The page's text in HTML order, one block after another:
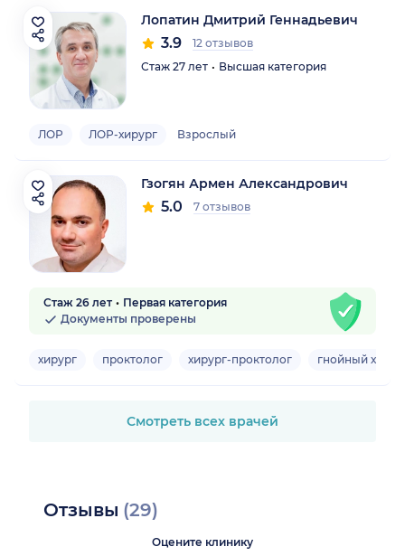
Лопатин Дмитрий Геннадьевич
3.9
12 отзывов
Стаж 27 лет
Высшая категория
ЛОР ЛОР-хирург Взрослый
Гзогян Армен Александрович
5.0 7 отзывов
Стаж 26 лет
Первая категория
Документы проверены
хирург проктолог хирург-проктолог гнойный
Смотреть всех врачей
Отзывы (29)
Оцените клинику